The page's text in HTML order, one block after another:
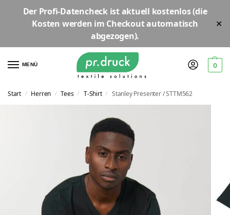
Der Profi-Datencheckist aktuell kostenlos(die
Kosten werden im Checkout automatisch
abgezogen).
✕
MENÜ 0
Start / Herren / Tees / T-Shirt / Stanley Presenter / STTM562